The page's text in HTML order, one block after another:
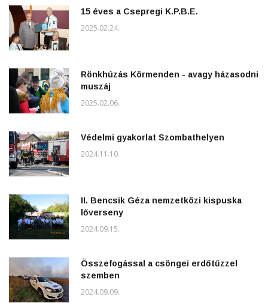
15 éves a Csepregi K.P.B.E.
2025.02.24.
Rönkhúzás Körmenden - avagy házasodni
muszáj
2025.02.06.
Védelmi gyakorlat Szombathelyen
2024.11.10.
II. Bencsik Géza nemzetközi kispuska
lőverseny
2024.09.15.
Összefogással a csöngei erdőtűzzel
szemben
2024.09.09.